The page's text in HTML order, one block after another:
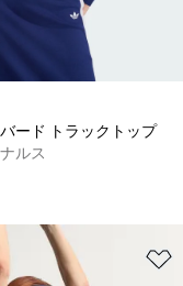
ード トラックトップ
ルス